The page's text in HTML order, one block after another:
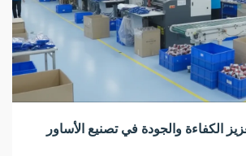
الكفاءة والجودة في تصنيع الأساور